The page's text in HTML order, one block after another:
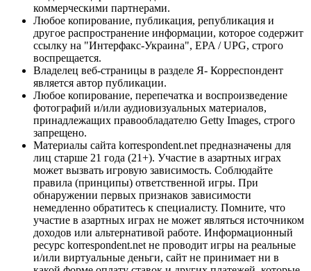
коммерческими партнерами.
Любое копирование, публикация, републикация и
другое распространение информации, которое содержит
ссылку на "Интерфакс-Украина", EPA / UPG, строго
воспрещается.
Владелец веб-страницы в разделе Я- Корреспондент
является автор публикации.
Любое копирование, перепечатка и воспроизведение
фотографий и/или аудиовизуальных материалов,
принадлежащих правообладателю Getty Images, строго
запрещено.
Материалы сайта korrespondent.net предназначены для
лиц старше 21 года (21+). Участие в азартных играх
может вызвать игровую зависимость. Соблюдайте
правила (принципы) ответственной игры. При
обнаружении первых признаков зависимости
немедленно обратитесь к специалисту. Помните, что
участие в азартных играх не может являться источником
доходов или альтернативой работе. Информационный
ресурс korrespondent.net не проводит игры на реальные
и/или виртуальные деньги, сайт не принимает ни в